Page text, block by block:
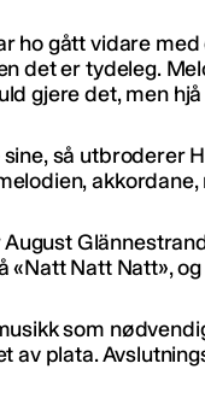
ho gått vidare
det er tydeleg.
gjere det, men
så utbroderer
«Natt Natt Natt»,
som
av plata.